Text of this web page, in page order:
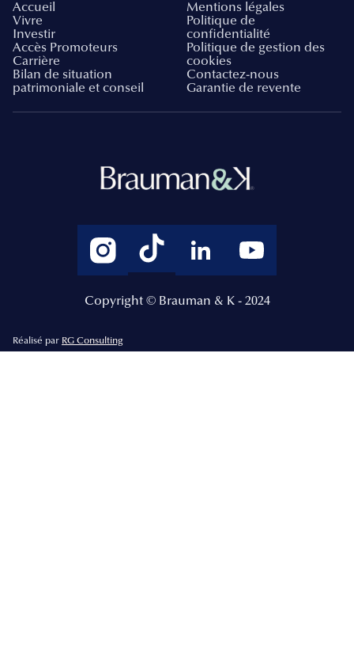
Accueil
Vivre
Investir
Accès Promoteurs
Carrière
Bilan de situation
patrimoniale et conseil
Mentions légales
Politique de
confidentialité
Politique de gestion des
cookies
Contactez-nous
Garantie de revente
Copyright © Brauman & K - 2024
Réalisé par RG Consulting